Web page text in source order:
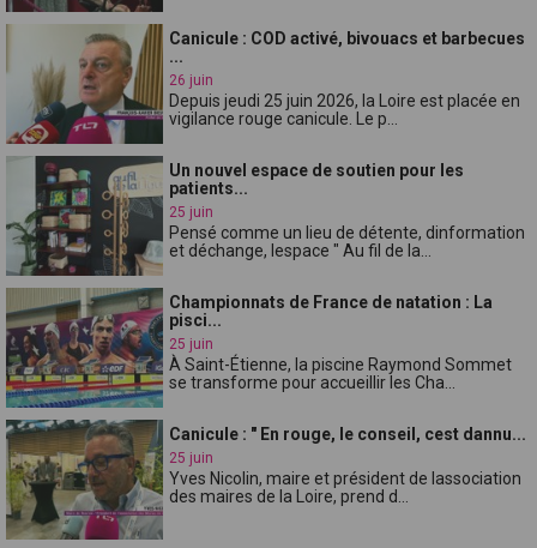
Canicule : COD activé, bivouacs et barbecues
...
26 juin
Depuis jeudi 25 juin 2026, la Loire est placée en
vigilance rouge canicule. Le p...
Un nouvel espace de soutien pour les
patients...
25 juin
Pensé comme un lieu de détente, dinformation
et déchange, lespace " Au fil de la...
Championnats de France de natation : La
pisci...
25 juin
À Saint-Étienne, la piscine Raymond Sommet
se transforme pour accueillir les Cha...
Canicule : " En rouge, le conseil, cest dannu...
25 juin
Yves Nicolin, maire et président de lassociation
des maires de la Loire, prend d...